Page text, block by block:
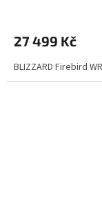
27 499 Kč
BLIZZARD Firebird